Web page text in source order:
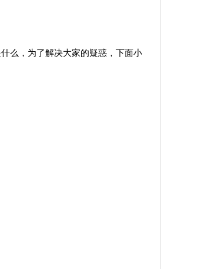
么，为了解决大家的疑惑，下面小